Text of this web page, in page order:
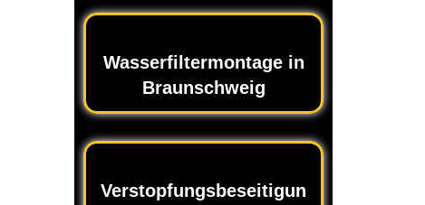
Wasserfiltermontage in
Braunschweig
Verstopfungsbeseitigun